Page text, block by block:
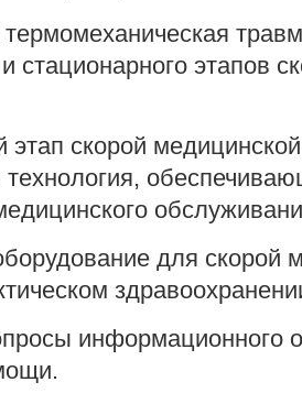
и стационарного этапов
скорой
технология,
для скорой
информационного